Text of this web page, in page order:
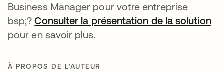
Business Manager pour votre entreprise
bsp;?Consulter la présentation de la solution
pour en savoir plus.
À PROPOS DE L’AUTEUR